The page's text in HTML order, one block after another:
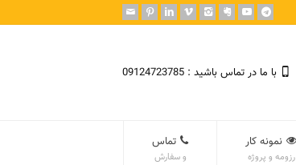
با ما در تماس باشید : 09124723785
نمونه کار
رزومه و پروژه
تماس
و سفارش